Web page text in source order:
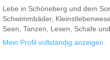
Lebe in Schöneberg und dem
Schwimmbäder,
Seen, Tanzen, Lesen, Schafe
Mein Profil vollständig anzeigen